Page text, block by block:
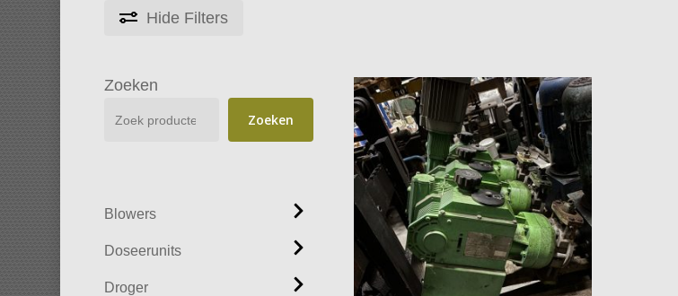
Hide Filters
Zoeken
Zoeken
Blowers
Doseerunits
Droger